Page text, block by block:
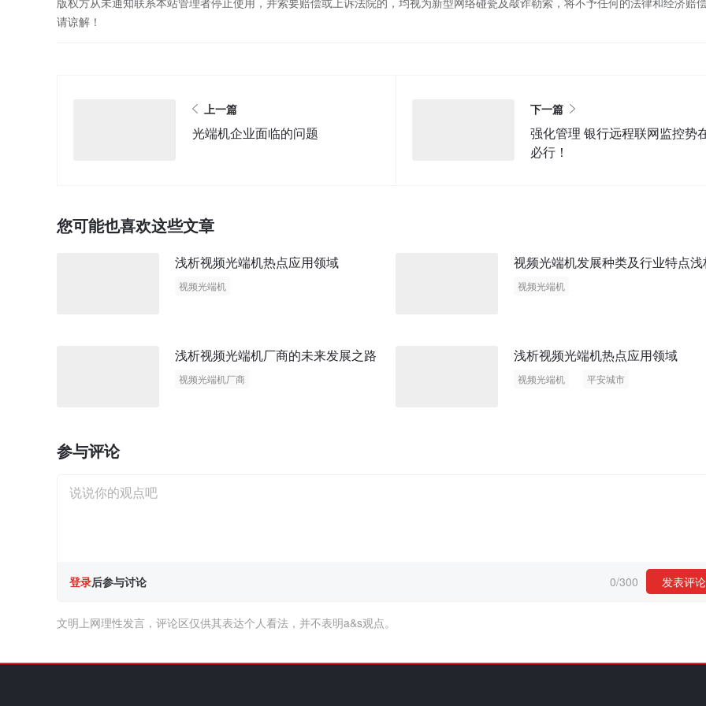
请谅解！
上一篇
光端机企业面临的问题
下一篇
强化管理 银行远程联网监控势在
必行！
您可能也喜欢这些文章
浅析视频光端机热点应用领域
视频光端机
视频光端机发展种类及行业特点浅
视频光端机
浅析视频光端机厂商的未来发展之路
视频光端机厂商
浅析视频光端机热点应用领域
视频光端机
平安城市
参与评论
登录后参与讨论 0/300 发表评论
文明上网理性发言，评论区仅供其表达个人看法，并不表明a&s观点。